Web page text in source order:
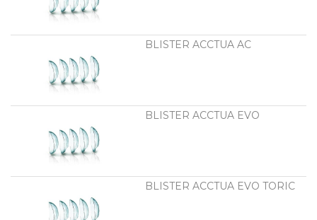
BLISTER ACCTUA AC
BLISTER ACCTUA EVO
BLISTER ACCTUA EVO TORIC